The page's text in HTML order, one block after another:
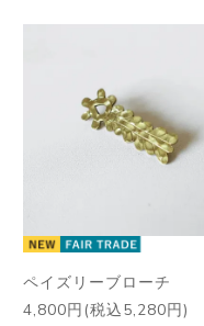
ペイズリーブローチ
4,800円(税込5,280円)